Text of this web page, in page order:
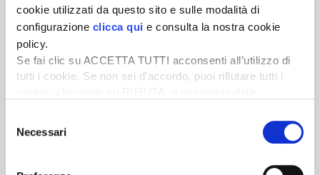
cookie utilizzati da questo sito e sulle modalità di
configurazione clicca qui e consulta la nostra cookie
policy.
Se fai clic su ACCETTA TUTTI acconsenti all’utilizzo di
tutti i cookie. Se non sei d’accordo, puoi rifiutare tutti i
desideri accettare e cliccando ACCETTA SELEZIONATI.
delNecessari
Newsletter